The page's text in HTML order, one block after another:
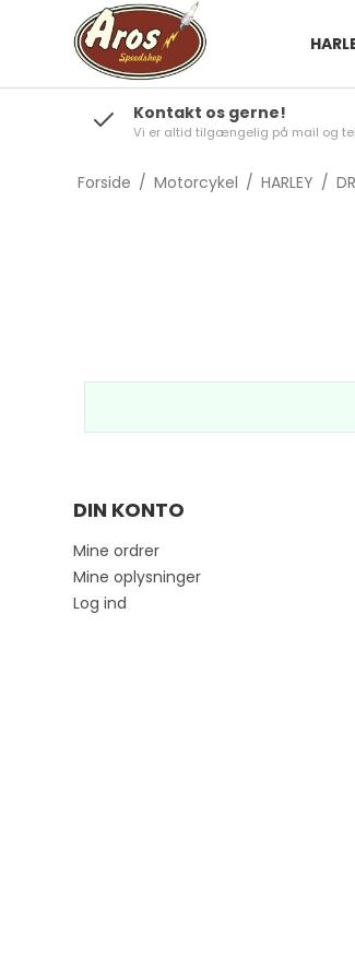
Kontakt os gerne!
Vi er altid tilgængelig på mail og
Forside / Motorcykel / HARLEY /
DIN KONTO
Mine ordrer
Mine oplysninger
Log ind